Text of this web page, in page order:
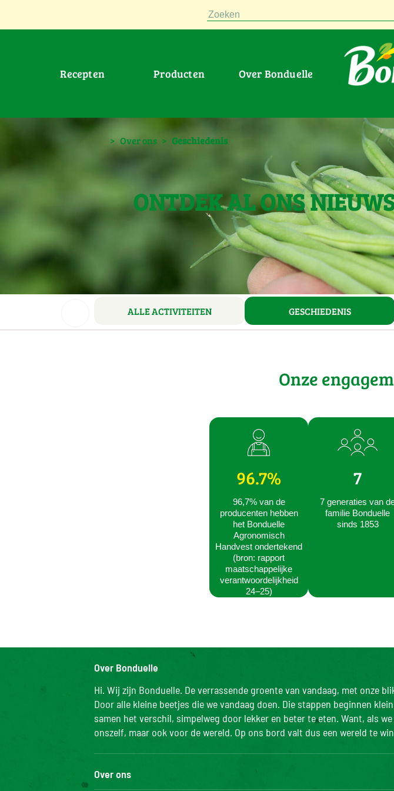
Zoeken
Recepten Producten Over Bonduelle
> Over ons > Geschiedenis
ONTDEK AL ONS
ALLE ACTIVITEITEN GESCHIEDENIS
Onze
96.7%
96,7% van de
producenten hebben
het Bonduelle
Agronomisch
Handvest ondertekend
(bron: rapport
maatschappelijke
verantwoordelijkheid
24–25)
7
7 generaties van
familie Bonduelle
sinds 1853
Over Bonduelle
Hi. Wij zijn Bonduelle. De verrassende groente van vandaag, met onze
Door alle kleine beetjes die we vandaag doen. Die stappen beginnen
samen het verschil, simpelweg door lekker en beter te eten. Want, als
onszelf, maar ook voor de wereld. Op ons bord valt dus een wereld te
Over ons